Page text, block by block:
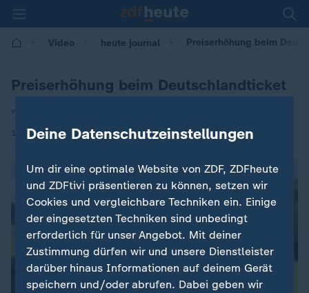
Video heute journal Preiserhöhung beim
Preiserhöhung beim Deutschlandticket
von Jakob Rhein
18.09.2025 | 21:45
Deine Datenschutzeinstellungen
Um dir eine optimale Website von ZDF, ZDFheute
und ZDFtivi präsentieren zu können, setzen wir
Cookies und vergleichbare Techniken ein. Einige
der eingesetzten Techniken sind unbedingt
erforderlich für unser Angebot. Mit deiner
Zustimmung dürfen wir und unsere Dienstleister
darüber hinaus Informationen auf deinem Gerät
speichern und/oder abrufen. Dabei geben wir